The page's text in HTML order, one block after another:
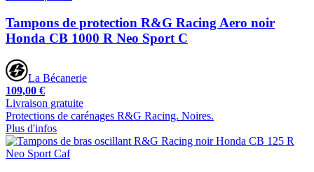
Tampons de protection R&G Racing Aero noir
Honda CB 1000 R Neo Sport C
La Bécanerie
109,00 €
Livraison gratuite
Protections de carénages R&G Racing. Noires.
Plus d'infos